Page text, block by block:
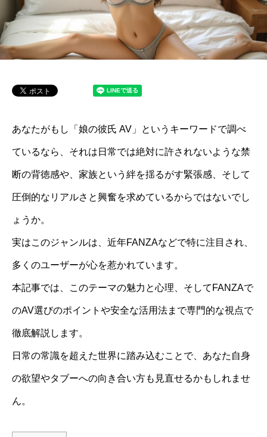
あなたがもし「娘の彼氏 AV」というキーワードで調べ
ているなら、それは日常では絶対に許されないような禁
断の背徳感や、家族という絆を揺るがす緊張感、そして
圧倒的なリアルさと興奮を求めているからではないでし
ょうか。
実はこのジャンルは、近年FANZAなどで特に注目され、
多くのユーザーが心を惹かれています。
本記事では、このテーマの魅力と心理、そしてFANZAで
のAV選びのポイントや安全な活用法まで専門的な視点で
徹底解説します。
日常の常識を超えた世界に踏み込むことで、あなた自身
の欲望やタブーへの向き合い方も見直せるかもしれませ
ん。